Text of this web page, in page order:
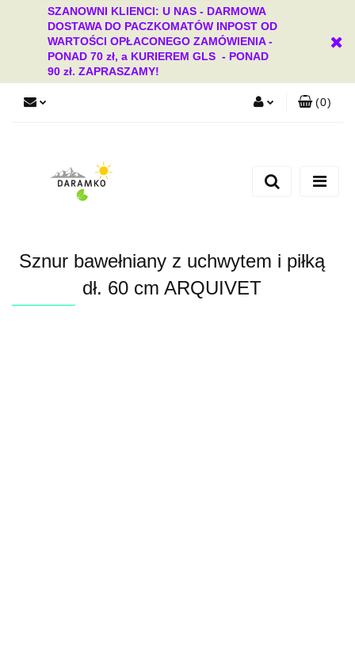
SZANOWNI KLIENCI: U NAS - DARMOWA
DOSTAWA DO PACZKOMATÓW INPOST OD
WARTOŚCI OPŁACONEGO ZAMÓWIENIA -
PONAD 70 zł, a KURIEREM GLS - PONAD
90 zł. ZAPRASZAMY!
Dodaj zgłoszenie
(0)
Sznur bawełniany z uchwytem i piłką
dł. 60 cm ARQUIVET